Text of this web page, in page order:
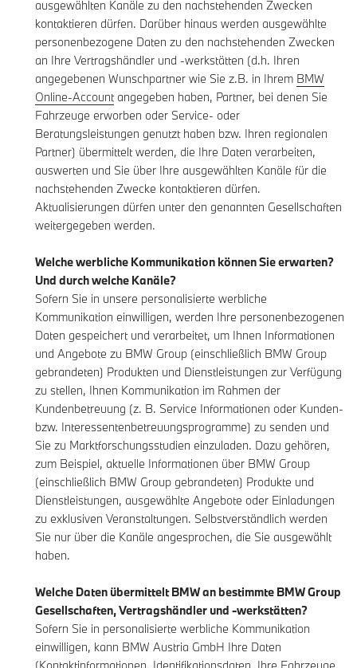
ausgewählten Kanäle zu den nachstehenden Zwecken
kontaktieren dürfen. Darüber hinaus werden ausgewählte
personenbezogene Daten zu den nachstehenden Zwecken
an Ihre Vertragshändler und -werkstätten (d.h. Ihren
angegebenen Wunschpartner wie Sie z.B. in Ihrem BMW
Online-Accountangegeben haben, Partner, bei denen Sie
Fahrzeuge erworben oder Service- oder
Beratungsleistungen genutzt haben bzw. Ihren regionalen
Partner) übermittelt werden, die Ihre Daten verarbeiten,
auswerten und Sie über Ihre ausgewählten Kanäle für die
nachstehenden Zwecke kontaktieren dürfen.
Aktualisierungen dürfen unter den genannten Gesellschaften
weitergegeben werden.
Welche werbliche Kommunikation können Sie erwarten?
Und durch welche Kanäle?
Sofern Sie in unsere personalisierte werbliche
Kommunikation einwilligen, werden Ihre personenbezogenen
Daten gespeichert und verarbeitet, um Ihnen Informationen
und Angebote zu BMW Group (einschließlich BMW Group
gebrandeten) Produkten und Dienstleistungen zur Verfügung
zu stellen, Ihnen Kommunikation im Rahmen der
Kundenbetreuung (z. B. Service Informationen oder Kunden-
bzw. Interessentenbetreuungsprogramme) zu senden und
Sie zu Marktforschungsstudien einzuladen. Dazu gehören,
zum Beispiel, aktuelle Informationen über BMW Group
(einschließlich BMW Group gebrandeten) Produkte und
Dienstleistungen, ausgewählte Angebote oder Einladungen
zu exklusiven Veranstaltungen. Selbstverständlich werden
Sie nur über die Kanäle angesprochen, die Sie ausgewählt
haben.
Welche Daten übermittelt BMW an bestimmte BMW Group
Gesellschaften, Vertragshändler und -werkstätten?
Sofern Sie in personalisierte werbliche Kommunikation
einwilligen, kann BMW Austria GmbH Ihre Daten